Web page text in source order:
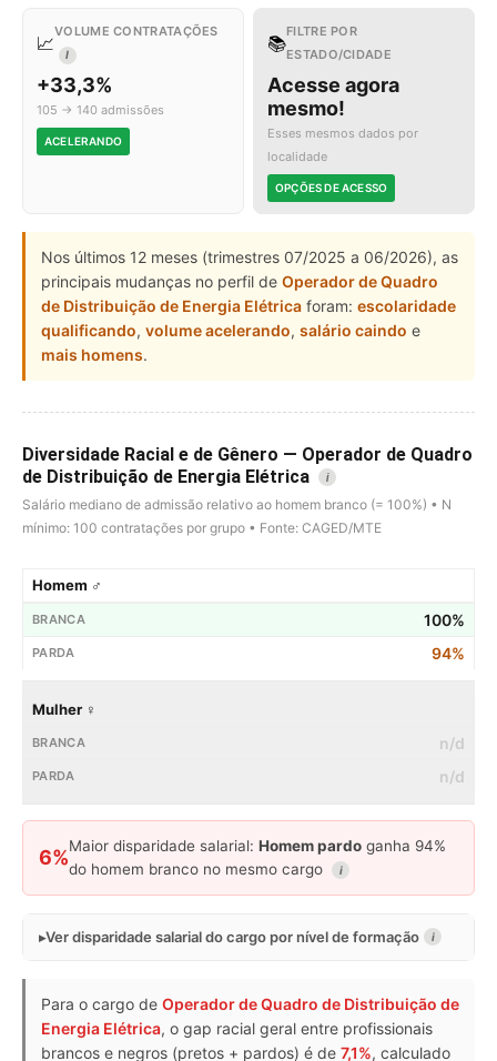
📈
VOLUME CONTRATAÇÕES
I
+33,3%
105 → 140 admissões
ACELERANDO
📚
FILTRE POR
ESTADO/CIDADE
Acesse agora
mesmo!
Esses mesmos dados por
localidade
OPÇÕES DE ACESSO
Nos últimos 12 meses (trimestres 07/2025 a 06/2026), as
principais mudanças no perfil de Operador de Quadro
de Distribuição de Energia Elétrica foram: escolaridade
qualificando, volume acelerando, salário caindo e
mais homens.
Diversidade Racial e de Gênero — Operador de Quadro
de Distribuição de Energia Elétrica
i
Salário mediano de admissão relativo ao homem branco (= 100%) • N
mínimo: 100 contratações por grupo • Fonte: CAGED/MTE
Homem ♂
100%
94%
Mulher ♀
n/d
n/d
6%
Maior disparidade salarial: Homem pardo ganha 94%
do homem branco no mesmo cargo
i
Ver disparidade salarial do cargo por nível de formação i
Para o cargo de Operador de Quadro de Distribuição de
Energia Elétrica, o gap racial geral entre profissionais
brancos e negros (pretos + pardos) é de 7,1%, calculado